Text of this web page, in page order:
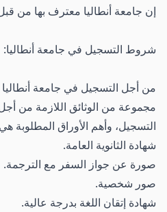
إن جامعة أنطاليا معترف بها من
شروط التسجيل في جامعة أنطاليا:
من أجل التسجيل في جامعة أنطاليا
مجموعة من الوثائق اللازمة من
التسجيل، وأهم الأوراق المطلوبة
شهادة الثانوية العامة.
صورة عن جواز السفر مع الترجمة.
صور شخصية.
شهادة إتقان اللغة بدرجة عالية.